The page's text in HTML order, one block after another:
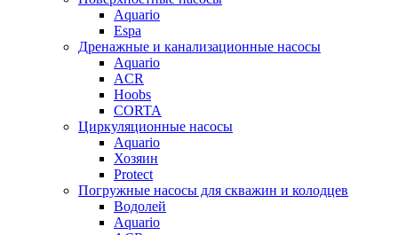
Aquario
Espa
Дренажные и канализационные насосы
Aquario
ACR
Hoobs
CORTA
Циркуляционные насосы
Aquario
Хозяин
Protect
Погружные насосы для скважин и колодцев
Водолей
Aquario